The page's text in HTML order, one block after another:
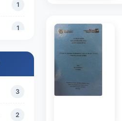
1
1
3
2